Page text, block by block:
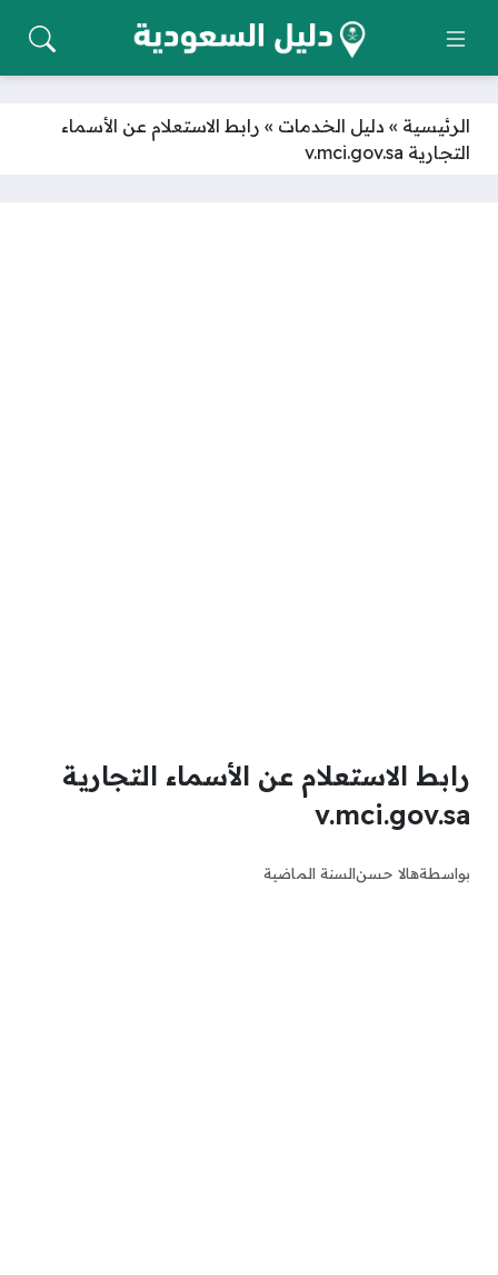
الرئيسية » دليل الخدمات » رابط الاستعلام عن الأسماء
التجارية v.mci.gov.sa
رابط الاستعلام عن الأسماء التجارية
v.mci.gov.sa
بواسطةهالا حسنالسنة الماضية